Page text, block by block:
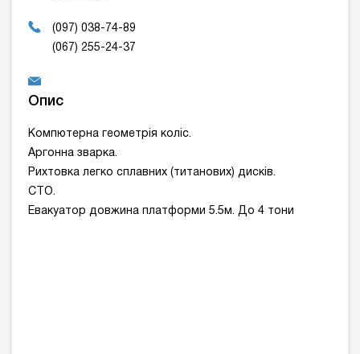
(097) 038-74-89
(067) 255-24-37
Опис
Компютерна геометрія коліс.
Аргонна зварка.
Рихтовка легко сплавних (титанових) дисків.
СТО.
Евакуатор довжина платформи 5.5м. До 4 тони